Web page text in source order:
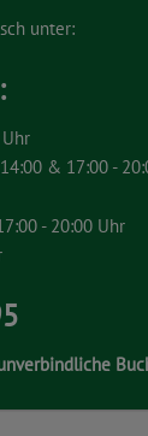
unter:
& 17:00 -
- 20:00 Uhr